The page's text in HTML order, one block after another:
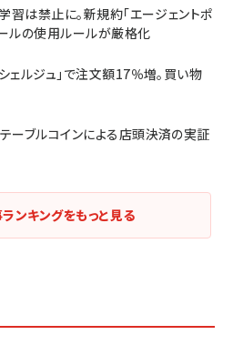
は禁止に。新規約「エージェントポ
ルの使用ルールが厳格化
ェルジュ」で注文額17％増。買い物
ーブルコインによる店頭決済の実証
ンキングをもっと見る